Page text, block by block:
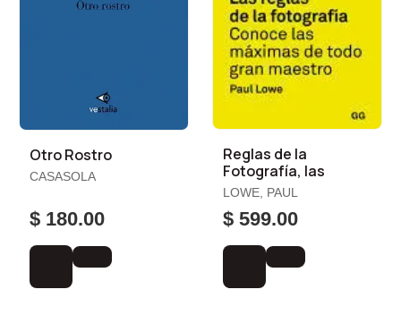
Otro Rostro
CASASOLA
$ 180.00
Reglas de la
Fotografía, las
LOWE, PAUL
$ 599.00